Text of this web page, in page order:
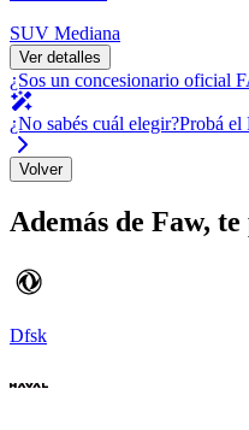
SUV Mediana
Ver detalles
¿Sos un concesionario oficial
¿No sabés cuál elegir?Probá el
Volver
Además de Faw, te
Dfsk